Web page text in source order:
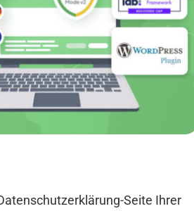
Seite Ihrer